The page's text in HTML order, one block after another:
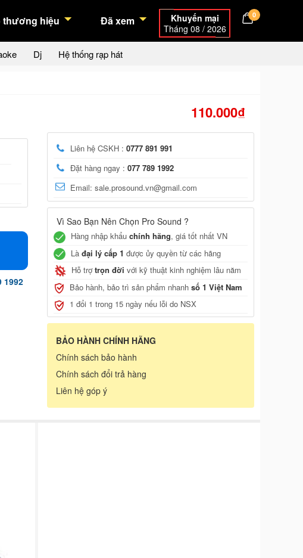
thương hiệu Đã xem
Khuyến mại
Tháng 08 / 2026
0
Dj Hệ thống rạp hát
110.000₫
1992
Liên hệ CSKH : 0777 891 991
Đặt hàng ngay : 077 789 1992
Email: sale.prosound.vn@gmail.com
Vì Sao Bạn Nên Chọn Pro Sound ?
Hàng nhập khẩu chính hãng, giá tốt nhất VN
Là đại lý cấp 1 được ủy quyền từ các hãng
Hỗ trợtrọn đời với kỹ thuật kinh nghiệm lâu năm
Bảo hành, bảo trì sản phẩm nhanh số 1 Việt Nam
1 đổi 1 trong 15 ngày nếu lỗi do NSX
BẢO HÀNH CHÍNH HÃNG
Chính sách bảo hành
Chính sách đổi trả hàng
Liên hệ góp ý